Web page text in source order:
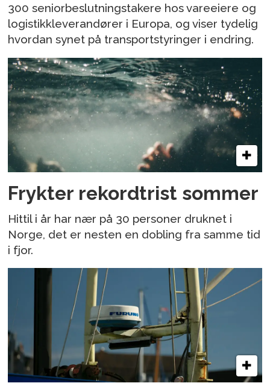
300 seniorbeslutningstakere hos vareeiere og
logistikkleverandører i Europa, og viser tydelig
hvordan synet på transportstyringer i endring.
Frykter rekordtrist sommer
Hittil i år har nær på 30 personer druknet i
Norge, det er nesten en dobling fra samme tid
i fjor.